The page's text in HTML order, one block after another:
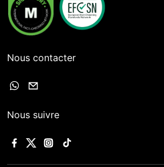
Nous contacter
Nous suivre